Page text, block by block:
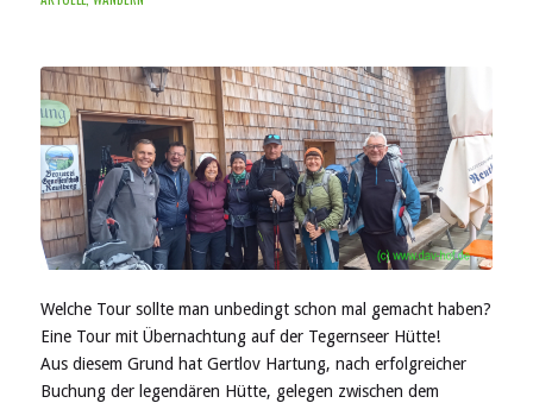
Welche Tour sollte man unbedingt schon mal gemacht haben?
Eine Tour mit Übernachtung auf der Tegernseer Hütte!
Aus diesem Grund hat Gertlov Hartung, nach erfolgreicher
Buchung der legendären Hütte, gelegen zwischen dem